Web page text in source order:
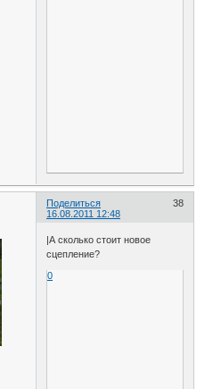
Поделиться
38
16.08.2011 12:48
|А сколько стоит новое
сцепление?
0